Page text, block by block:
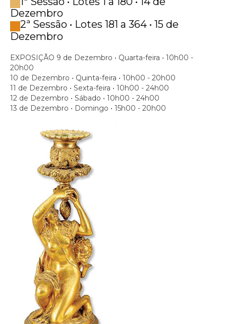
Dezembro
2ª Sessão • Lotes 181 a 364 • 15 de
Dezembro
EXPOSIÇÃO 9 de Dezembro • Quarta-feira • 10h00 -
20h00
10 de Dezembro • Quinta-feira • 10h00 - 20h00
11 de Dezembro • Sexta-feira • 10h00 - 24h00
12 de Dezembro • Sábado • 10h00 - 24h00
13 de Dezembro • Domingo • 15h00 - 20h00